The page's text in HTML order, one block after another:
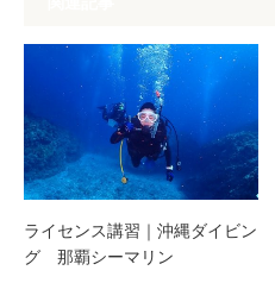
ライセンス講習｜沖縄ダイビン
グ 那覇シーマリン